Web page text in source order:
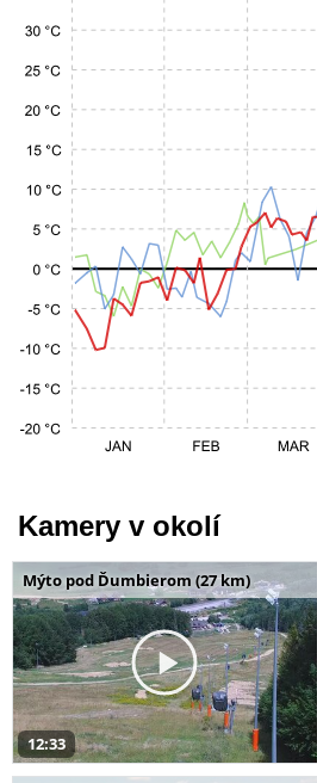
Kamery v okolí
Mýto pod Ďumbierom (27 km)
12:33